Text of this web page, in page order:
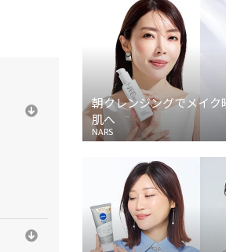
朝クレンジングでメイク
肌へ
NARS